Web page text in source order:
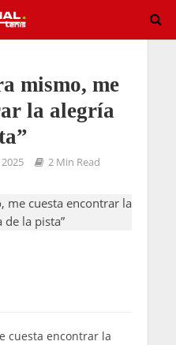
mismo, me
la alegría
2 Min Read
cuesta encontrar la